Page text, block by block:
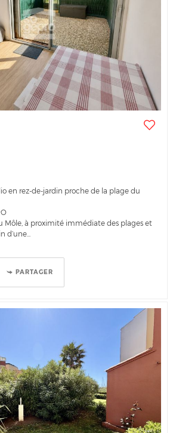
en rez-de-jardin proche de la plage du
Môle, à proximité immédiate des plages et
PARTAGER